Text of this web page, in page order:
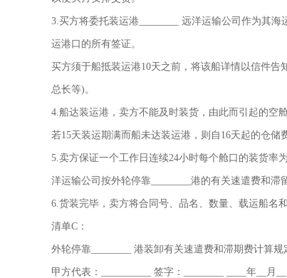
3.买方将委托装运港________ 远洋运输公司作为其
运港口的所有签证。
买方须于船抵装运港10天之前，将该船详情以信件
总长等)。
4.船达装运港，卖方不能及时装货，由此而引起的空
若15天装运期满而船未达装运港，则自16天起的仓储
5.卖方保证一个工作日连续24小时每个舱口的装货率
洋运输公司按外轮停靠________港的有关速遣费和滞
6.货装完毕，卖方将合同号、品名、数量、载运船名
清单C：
外轮停靠________ 港装卸有关速遣费和滞期费计算规
甲方代表：__________ 签字 ： ________ ____年__月